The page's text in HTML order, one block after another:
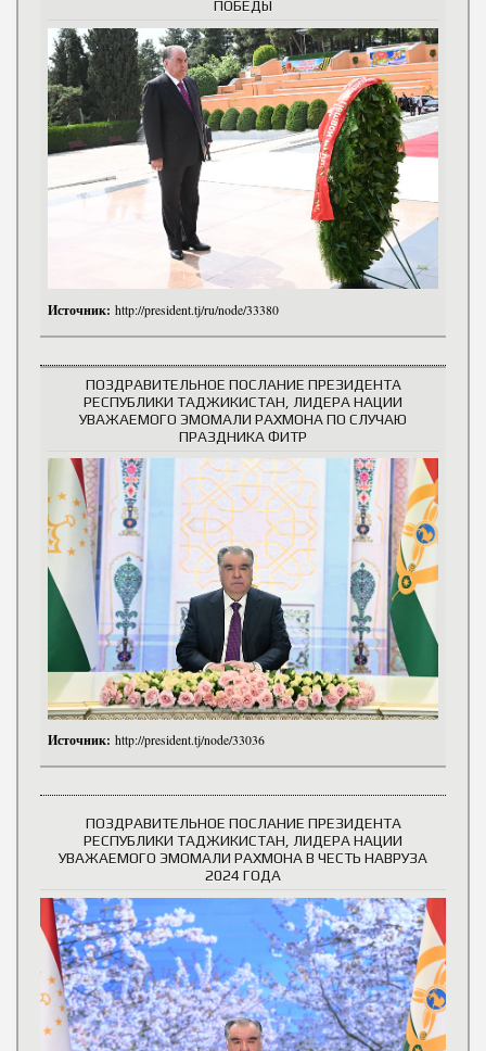
ПОБЕДЫ
Источник: http://president.tj/ru/node/33380
ПОЗДРАВИТЕЛЬНОЕ ПОСЛАНИЕ ПРЕЗИДЕНТА
РЕСПУБЛИКИ ТАДЖИКИСТАН, ЛИДЕРА НАЦИИ
УВАЖАЕМОГО ЭМОМАЛИ РАХМОНА ПО СЛУЧАЮ
ПРАЗДНИКА ФИТР
Источник: http://president.tj/node/33036
ПОЗДРАВИТЕЛЬНОЕ ПОСЛАНИЕ ПРЕЗИДЕНТА
РЕСПУБЛИКИ ТАДЖИКИСТАН, ЛИДЕРА НАЦИИ
УВАЖАЕМОГО ЭМОМАЛИ РАХМОНА В ЧЕСТЬ НАВРУЗА
2024 ГОДА